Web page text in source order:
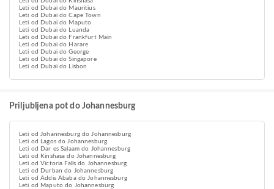
Leti od Dubai do Mauritius
Leti od Dubai do Cape Town
Leti od Dubai do Maputo
Leti od Dubai do Luanda
Leti od Dubai do Frankfurt Main
Leti od Dubai do Harare
Leti od Dubai do George
Leti od Dubai do Singapore
Leti od Dubai do Lisbon
Priljubljena pot do Johannesburg
Leti od Johannesburg do Johannesburg
Leti od Lagos do Johannesburg
Leti od Dar es Salaam do Johannesburg
Leti od Kinshasa do Johannesburg
Leti od Victoria Falls do Johannesburg
Leti od Durban do Johannesburg
Leti od Addis Ababa do Johannesburg
Leti od Maputo do Johannesburg